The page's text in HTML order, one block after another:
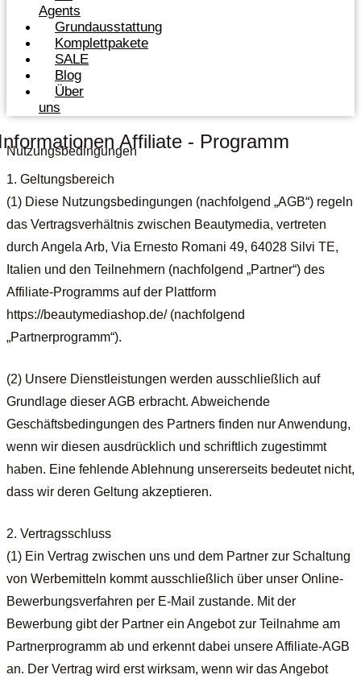
Agents
Grundausstattung
Komplettpakete
SALE
Blog
Über
uns
Affiliate - Programm
Nutzungsbedingungen
1. Geltungsbereich
(1) Diese Nutzungsbedingungen (nachfolgend „AGB“) regeln
das Vertragsverhältnis zwischen Beautymedia, vertreten
durch Angela Arb, Via Ernesto Romani 49, 64028 Silvi TE,
Italien und den Teilnehmern (nachfolgend „Partner“) des
Affiliate-Programms auf der Plattform
https://beautymediashop.de/ (nachfolgend
„Partnerprogramm“).
(2) Unsere Dienstleistungen werden ausschließlich auf
Grundlage dieser AGB erbracht. Abweichende
Geschäftsbedingungen des Partners finden nur Anwendung,
wenn wir diesen ausdrücklich und schriftlich zugestimmt
haben. Eine fehlende Ablehnung unsererseits bedeutet nicht,
dass wir deren Geltung akzeptieren.
2. Vertragsschluss
(1) Ein Vertrag zwischen uns und dem Partner zur Schaltung
von Werbemitteln kommt ausschließlich über unser Online-
Bewerbungsverfahren per E-Mail zustande. Mit der
Bewerbung gibt der Partner ein Angebot zur Teilnahme am
Partnerprogramm ab und erkennt dabei unsere Affiliate-AGB
an. Der Vertrag wird erst wirksam, wenn wir das Angebot